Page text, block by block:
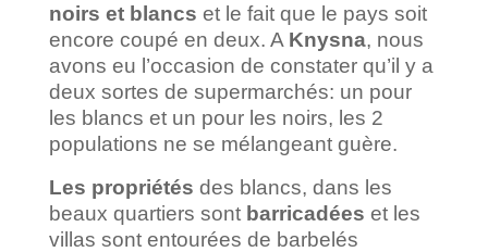
noirs et blancs et le fait que le pays soit
encore coupé en deux. A Knysna, nous
avons eu l’occasion de constater qu’il y a
deux sortes de supermarchés: un pour
les blancs et un pour les noirs, les 2
populations ne se mélangeant guère.
Les propriétés des blancs, dans les
beaux quartiers sont barricadées et les
villas sont entourées de barbelés